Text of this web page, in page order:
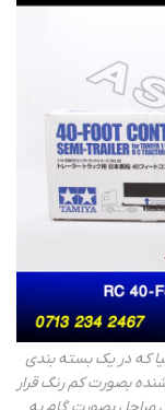
کانتینر و شاسی 3 محور تامیا که در یک بسته بندی
بصورت کم رنگ قرار